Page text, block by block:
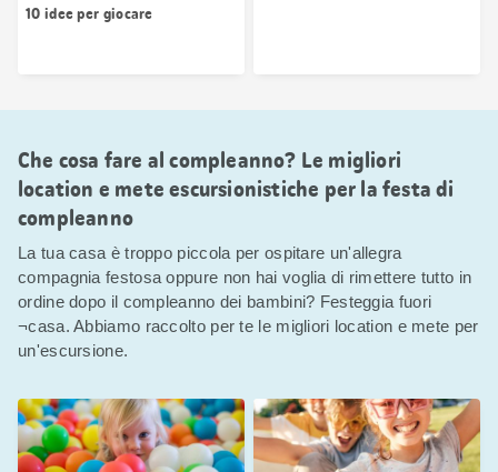
10 idee per giocare
Che cosa fare al compleanno? Le migliori
location e mete escursionistiche per la festa di
compleanno
La tua casa è troppo piccola per ospitare un'allegra
compagnia festosa oppure non hai voglia di rimettere tutto in
ordine dopo il compleanno dei bambini? Festeggia fuori
¬casa. Abbiamo raccolto per te le migliori location e mete per
un'escursione.